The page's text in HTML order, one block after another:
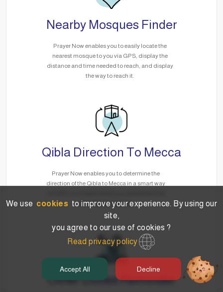
Nearby Mosques Finder
Prayer Now enables you to easily locate the
nearest mosque to you via GPS, display the
distance and time needed to reach, and display
the way to reach it.
Qibla Direction To Mecca
Prayer Now enables you to determine the
direction of the Qibla to Mecca in a smart way
need for the Internet.
Other Duties Reminder
We use cookies to improve your experience. By using our
site,
you agree to our use of cookies ?
Read privacy policy
Accept All Decline